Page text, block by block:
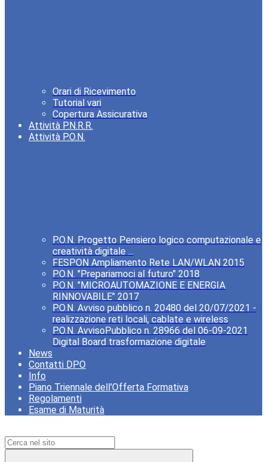
Orari di Ricevimento
Tutorial vari
Copertura Assicurativa
Attività P.N.R.R.
Attività P.O.N.
P.O.N. Progetto Pensiero logico computazionale e
creatività digitale ...
FESPON Ampliamento Rete LAN/WLAN 2015
P.O.N. "Prepariamoci al futuro" 2018
P.O.N. "MICROAUTOMAZIONE E ENERGIA
RINNOVABILE" 2017
P.O.N. Avviso pubblico n. 20480 del 20/07/2021 -
realizzazione reti locali, cablate e wireless
P.O.N. AvvisoPubblico n. 28966 del 06-09-2021
Digital Board trasformazione digitale
News
Contatti DPO
Info
Piano Triennale dell'Offerta Formativa
Regolamenti
Esame di Maturità